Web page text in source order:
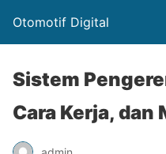
Otomotif Digital
Sistem
Cara Kerja, dan